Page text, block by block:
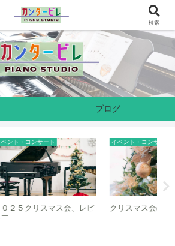
県生駒市のピアノ教室です
ブログ
、レビ
イベント・コンサート
クリスマス会のお知らせ
検索